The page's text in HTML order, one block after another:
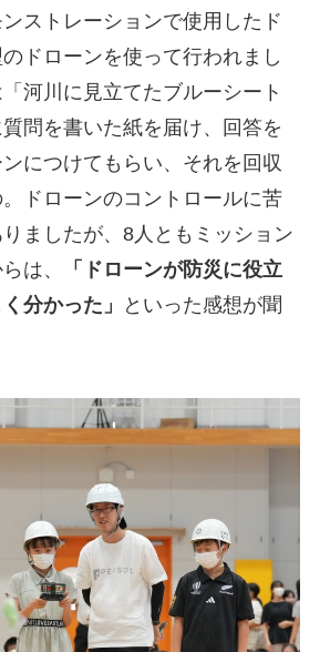
ストレーションで使用したド
ドローンを使って行われまし
河川に見立てたブルーシート
問を書いた紙を届け、回答を
につけてもらい、それを回収
ドローンのコントロールに苦
ましたが、8人ともミッション
は、
「ドローンが防災に役立
分かった」
といった感想が聞